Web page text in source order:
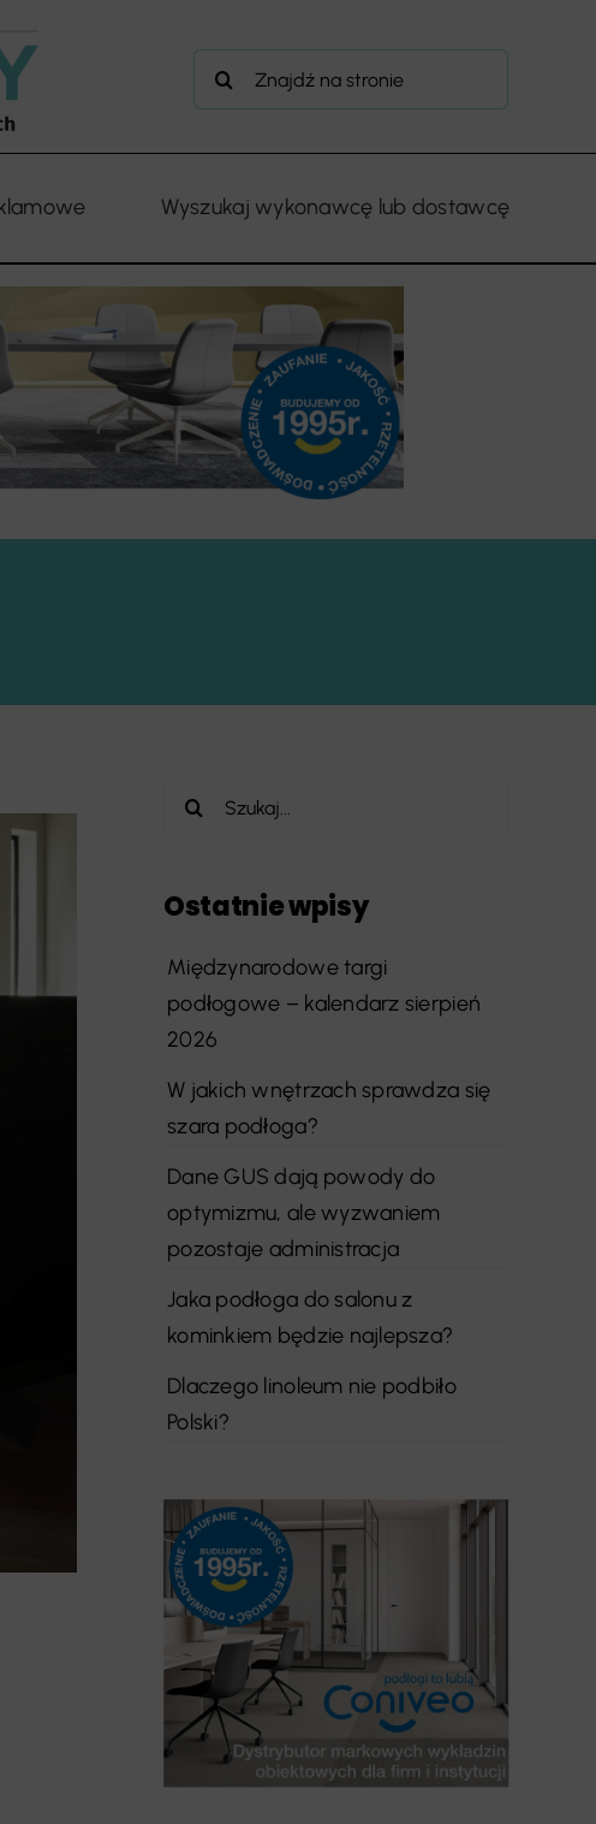
Szukaj
Wyszukaj wykonawcę lub dostawcę
Szukaj
Ostatnie wpisy
Międzynarodowe targi
podłogowe – kalendarz sierpień
2026
W jakich wnętrzach sprawdza się
szara podłoga?
Dane GUS dają powody do
optymizmu, ale wyzwaniem
pozostaje administracja
Jaka podłoga do salonu z
kominkiem będzie najlepsza?
Dlaczego linoleum nie podbiło
Polski?